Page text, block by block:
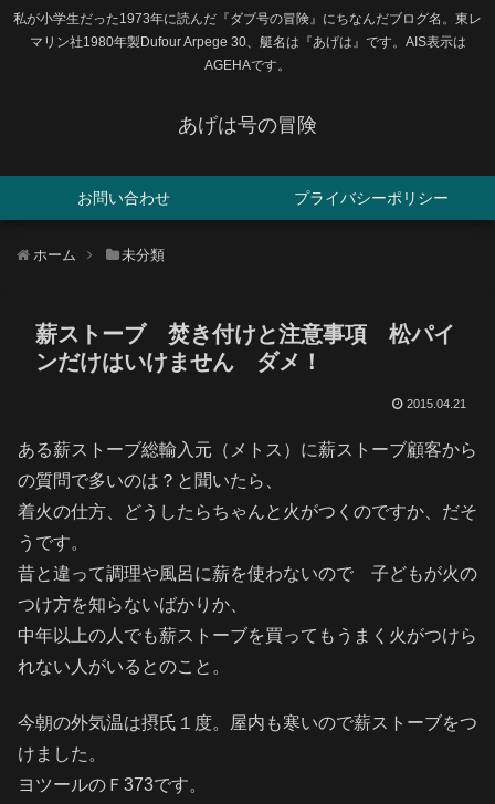
私が小学生だった1973年に読んだ『ダブ号の冒険』にちなんだブログ名。東レ
マリン社1980年製Dufour Arpege 30、艇名は『あげは』です。AIS表示は
AGEHAです。
あげは号の冒険
お問い合わせ プライバシーポリシー
ホーム 未分類
薪ストーブ 焚き付けと注意事項 松パイ
ンだけはいけません ダメ！
2015.04.21
ある薪ストーブ総輸入元（メトス）に薪ストーブ顧客から
の質問で多いのは？と聞いたら、
着火の仕方、どうしたらちゃんと火がつくのですか、だそ
うです。
昔と違って調理や風呂に薪を使わないので 子どもが火の
つけ方を知らないばかりか、
中年以上の人でも薪ストーブを買ってもうまく火がつけら
れない人がいるとのこと。
今朝の外気温は摂氏１度。屋内も寒いので薪ストーブをつ
けました。
ヨツールのＦ373です。